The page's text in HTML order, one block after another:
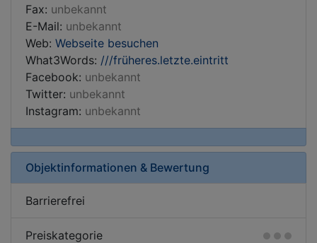
Fax: unbekannt
E-Mail: unbekannt
Web: Webseite besuchen
What3Words: ///früheres.letzte.eintritt
Facebook: unbekannt
Twitter: unbekannt
Instagram: unbekannt
Objektinformationen & Bewertung
Barrierefrei
Preiskategorie